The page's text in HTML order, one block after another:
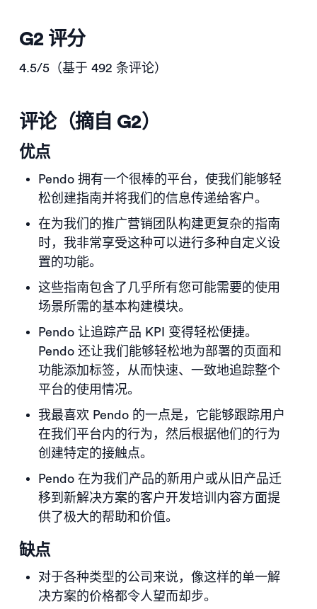
G2 评分
4.5/5（基于 492 条评论）
评论（摘自 G2）
优点
Pendo 拥有一个很棒的平台，使我们能够轻
松创建指南并将我们的信息传递给客户。
在为我们的推广营销团队构建更复杂的指南
时，我非常享受这种可以进行多种自定义设
置的功能。
这些指南包含了几乎所有您可能需要的使用
场景所需的基本构建模块。
Pendo 让追踪产品 KPI 变得轻松便捷。
Pendo 还让我们能够轻松地为部署的页面和
功能添加标签，从而快速、一致地追踪整个
平台的使用情况。
我最喜欢 Pendo 的一点是，它能够跟踪用户
在我们平台内的行为，然后根据他们的行为
创建特定的接触点。
Pendo 在为我们产品的新用户或从旧产品迁
移到新解决方案的客户开发培训内容方面提
供了极大的帮助和价值。
缺点
对于各种类型的公司来说，像这样的单一解
决方案的价格都令人望而却步。